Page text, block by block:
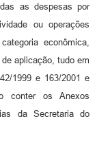
as despesas por
ou operações
econômica,
aplicação, tudo em
1999 e 163/2001 e
conter os Anexos
da Secretaria do